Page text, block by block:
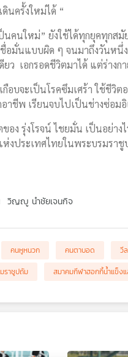
นครั้งใหม่ได้ “
นคนใหม่” ยังใช้ได้ทุกยุคทุก
อมั่นแบบผิด ๆ จนมาถึงวันหนึ่
ยว เอกรอดชีวิตมาได้ แต่ร่า
อบจะเป็นโรคซึมเศร้า ใช้ชีวิ
าชีพ เรียนจบไปเป็นช่างซ่อ
อง รุ่งโรจน์ ไชยมั่น เป็นอย่า
งประเทศไทยในพระบรมรา
วิญญู นำชัยเจนกิจ
คนหูหนวก คนตาบอด วี
ราชูปถัม
สมาคมกีฬาฮอกกี้น้ำแข็ง